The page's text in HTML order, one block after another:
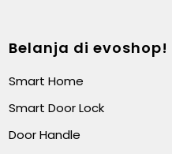
Belanja di evoshop!
Smart Home
Smart Door Lock
Door Handle